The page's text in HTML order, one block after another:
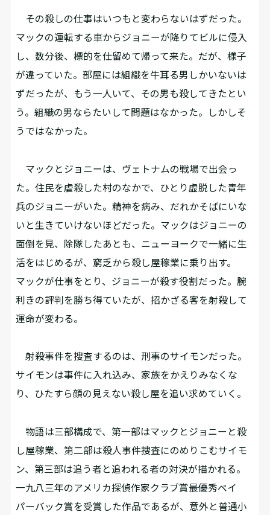
その殺しの仕事はいつもと変わらないはずだった。
マックの運転する車からジョニーが降りてビルに侵入
し、数分後、標的を仕留めて帰って来た。だが、様子
が違っていた。部屋には組織を牛耳る男しかいないは
ずだったが、もう一人いて、その男も殺してきたとい
う。組織の男ならたいして問題はなかった。しかしそ
うではなかった。
マックとジョニーは、ヴェトナムの戦場で出会っ
た。住民を虐殺した村のなかで、ひとり虚脱した青年
兵のジョニーがいた。精神を病み、だれかそばにいな
いと生きていけないほどだった。マックはジョニーの
面倒を見、除隊したあとも、ニューヨークで一緒に生
活をはじめるが、窮乏から殺し屋稼業に乗り出す。
マックが仕事をとり、ジョニーが殺す役割だった。腕
利きの評判を勝ち得ていたが、招かざる客を射殺して
運命が変わる。
射殺事件を捜査するのは、刑事のサイモンだった。
サイモンは事件に入れ込み、家族をかえりみなくな
り、ひたすら顔の見えない殺し屋を追い求めていく。
物語は三部構成で、第一部はマックとジョニーと殺
し屋稼業、第二部は殺人事件捜査にのめりこむサイモ
ン、第三部は追う者と追われる者の対決が描かれる。
一九八三年のアメリカ探偵作家クラブ賞最優秀ペイ
パーバック賞を受賞した作品であるが、意外と普通小